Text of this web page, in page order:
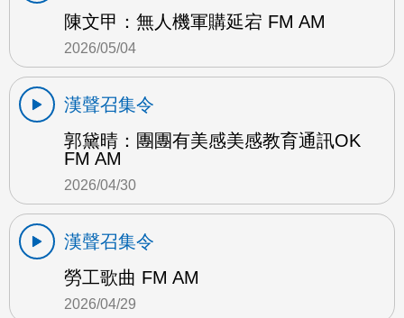
陳文甲：無人機軍購延宕 FM AM
2026/05/04
漢聲召集令
郭黛晴：團團有美感美感教育通訊OK
FM AM
2026/04/30
漢聲召集令
勞工歌曲 FM AM
2026/04/29